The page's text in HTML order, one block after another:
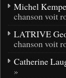
Michel
chanson voit
LATRIVE
chanson voit
Catherine
»